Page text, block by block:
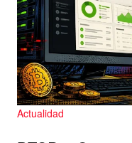
Actualidad